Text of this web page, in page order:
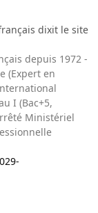
dixit le site
depuis 1972 -
(Expert en
I (Bac+5,
Ministériel